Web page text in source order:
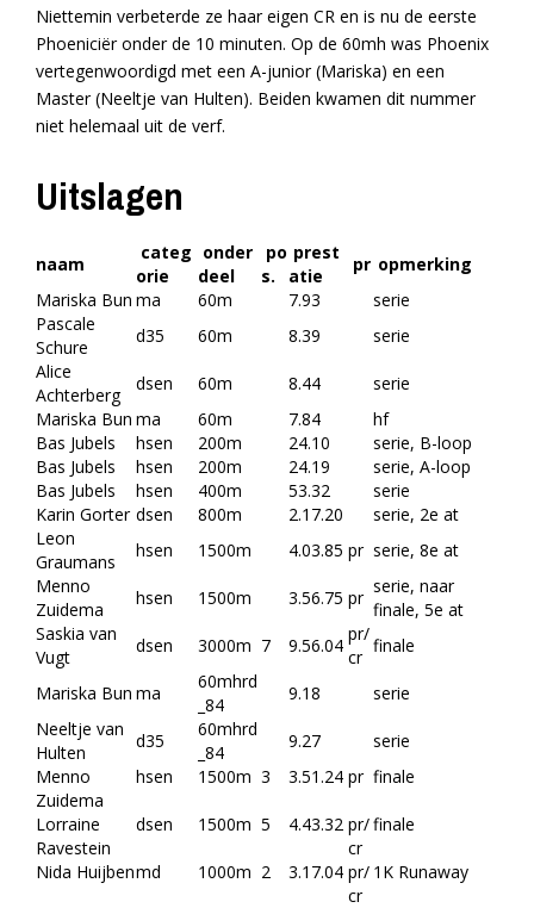
Niettemin verbeterde ze haar eigen CR en is nu de eerste
Phoeniciër onder de 10 minuten. Op de 60mh was Phoenix
vertegenwoordigd met een A-junior (Mariska) en een
Master (Neeltje van Hulten). Beiden kwamen dit nummer
niet helemaal uit de verf.
Uitslagen
naam
categ
orie
onder
deel
po
s.
prest
atie
pr opmerking
Mariska Bun ma 60m 7.93
serie
Pascale
Schure
d35 60m 8.39
serie
Alice
Achterberg
dsen 60m 8.44
serie
Mariska Bun ma 60m 7.84
hf
Bas Jubels
hsen 200m 24.10
serie, B-loop
Bas Jubels
hsen 200m 24.19
serie, A-loop
Bas Jubels
hsen 400m 53.32
serie
Karin Gorter dsen 800m 2.17.20
serie, 2e at
Leon
Graumans
hsen 1500m 4.03.85 pr serie, 8e at
Menno
Zuidema
hsen 1500m 3.56.75 pr
serie, naar
finale, 5e at
Saskia van
Vugt
dsen 3000m 7 9.56.04
pr/
cr
finale
Mariska Bun ma
60mhrd
_84
9.18
serie
Neeltje van
Hulten
d35
60mhrd
_84
9.27
serie
Menno
Zuidema
hsen 1500m 3 3.51.24 pr finale
Lorraine
Ravestein
dsen 1500m 5 4.43.32 pr/
cr
finale
Nida Huijbenmd 1000m 2 3.17.04 pr/
cr
1K Runaway